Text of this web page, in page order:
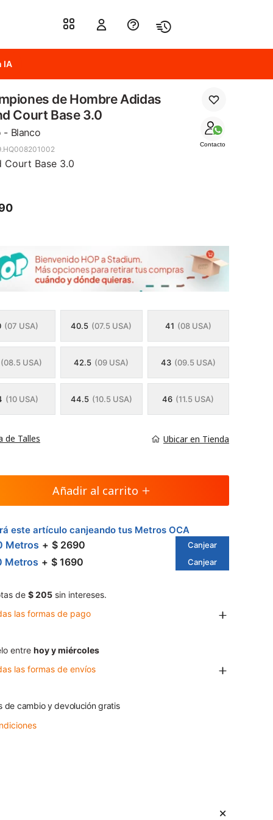
IA
de Hombre Adidas
Court Base 3.0
- Blanco
Contacto
Court Base 3.0
(07 USA) 40.5 (07.5 USA) 41 (08 USA)
(08.5 USA) 42.5 (09 USA) 43 (09.5 USA)
(10 USA) 44.5 (10.5 USA) 46 (11.5 USA)
de Talles Ubicar en Tienda
Añadir al carrito
este artículo canjeando tus Metros OCA
Metros $ 2690 Canjear
Metros $ 1690 Canjear
de $ 205 sin intereses.
las formas de pago
entre hoy y miércoles
las formas de envíos
de cambio y devolución gratis